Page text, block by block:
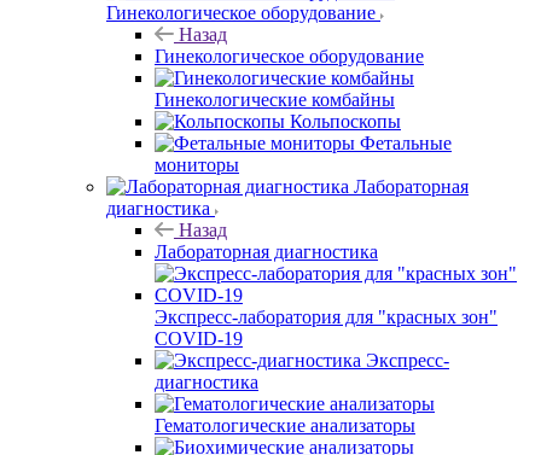
Гинекологическое оборудование
Назад
Гинекологическое оборудование
Гинекологические комбайны
Кольпоскопы
Фетальные
мониторы
Лабораторная
диагностика
Назад
Лабораторная диагностика
Экспресс-лаборатория для "красных зон"
COVID-19
Экспресс-
диагностика
Гематологические анализаторы